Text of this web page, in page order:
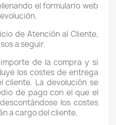
el formulario web
de Atención al Cliente,
a seguir.
de la compra y si
los costes de entrega
cliente. La devolución se
de pago con el que el
los costes
a cargo del cliente.